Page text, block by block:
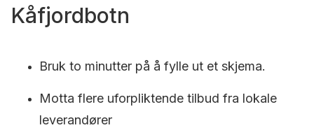
Kåfjordbotn
Bruk to minutter på å fylle ut et skjema.
Motta flere uforpliktende tilbud fra lokale
leverandører